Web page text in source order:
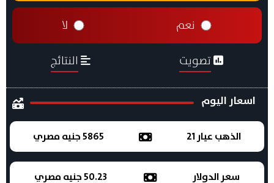
نعم لا
تصويت النتائج
اسعار اليوم
الذهب عيار 21 5865 جنيه مصري
سعر الدولار 50.23 جنيه مصري